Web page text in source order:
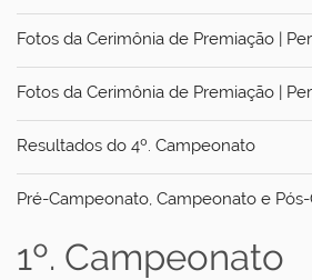
Fotos da Cerimônia de Premiação |
Fotos da Cerimônia de Premiação |
Resultados do 4º. Campeonato
Pré-Campeonato, Campeonato e
1º. Campeonato